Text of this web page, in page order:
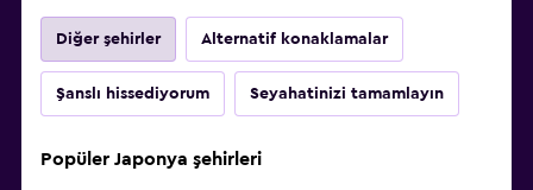
Diğer şehirler Alternatif konaklamalar
Şanslı hissediyorum Seyahatinizi tamamlayın
Popüler Japonya şehirleri